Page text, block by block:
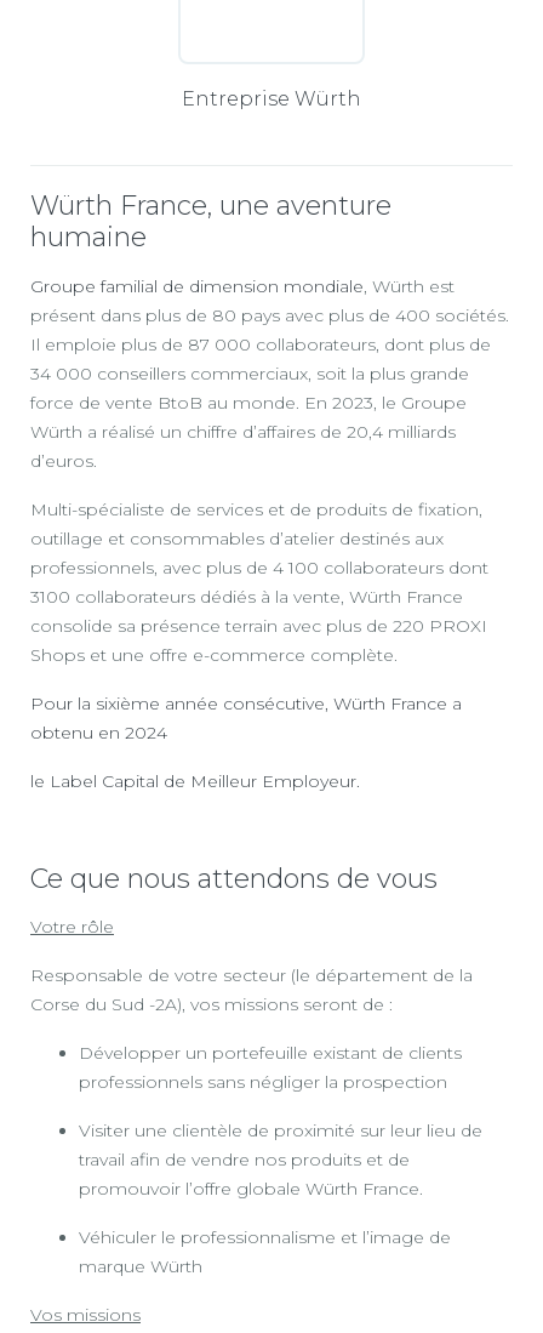
Entreprise Würth
Würth France, une aventure
humaine
Groupe familial de dimension mondiale, Würth est
présent dans plus de 80 pays avec plus de 400 sociétés.
Il emploie plus de 87 000 collaborateurs, dont plus de
34 000 conseillers commerciaux, soit la plus grande
force de vente BtoB au monde. En 2023, le Groupe
Würth a réalisé un chiffre d’affaires de 20,4 milliards
d’euros.
Multi-spécialiste de services et de produits de fixation,
outillage et consommables d’atelier destinés aux
professionnels, avec plus de 4 100 collaborateurs dont
3100 collaborateurs dédiés à la vente, Würth France
consolide sa présence terrain avec plus de 220 PROXI
Shops et une offre e-commerce complète.
Pour la sixième année consécutive, Würth France a
obtenu en 2024
le Label Capital de Meilleur Employeur.
Ce que nous attendons de vous
Votre rôle
Responsable de votre secteur (le département de la
Corse du Sud -2A), vos missions seront de :
Développer un portefeuille existant de clients
professionnels sans négliger la prospection
Visiter une clientèle de proximité sur leur lieu de
travail afin de vendre nos produits et de
promouvoir l’offre globale Würth France.
Véhiculer le professionnalisme et l’image de
marque Würth
Vos missions